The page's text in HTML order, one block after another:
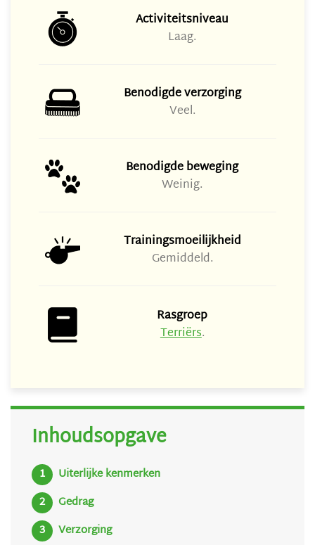
Activiteitsniveau
Laag.
Benodigde verzorging
Veel.
Benodigde beweging
Weinig.
Trainingsmoeilijkheid
Gemiddeld.
Rasgroep
Terriërs.
Inhoudsopgave
Uiterlijke kenmerken
Gedrag
Verzorging